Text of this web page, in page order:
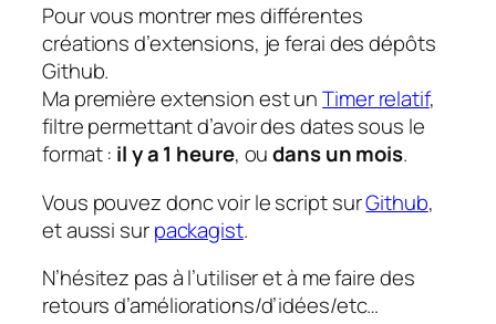
Pour vous montrer mes différentes
créations d’extensions, je ferai des dépôts
Github.
Ma première extension est unTimer relatif,
filtre permettant d’avoir des dates sous le
format : il y a 1 heure, oudans un mois.
Vous pouvez donc voir le script surGithub,
et aussi surpackagist.
N’hésitez pas à l’utiliser et à me faire des
retours d’améliorations/d’idées/etc…